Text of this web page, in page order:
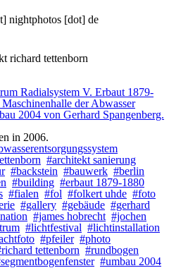
nightphotos [dot] de
richard tettenborn
Radialsystem V. Erbaut 1879-
der Abwasser
2004 von Gerhard Spangenberg.
in 2006.
#architekt sanierung
#backstein #bauwerk #berlin
#building #erbaut 1879-1880
#fialen #fol #folkert uhde #foto
#gallery #gebäude #gerhard
#james hobrecht #jochen
#lichtfestival #lichtinstallation
#pfeiler #photo
tettenborn #rundbogen
#umbau 2004